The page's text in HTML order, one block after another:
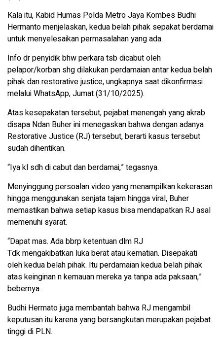
Kala itu, Kabid Humas Polda Metro Jaya Kombes Budhi
Hermanto menjelaskan, kedua belah pihak sepakat berdamai
untuk menyelesaikan permasalahan yang ada.
Info dr penyidik ​​bhw perkara tsb dicabut oleh
pelapor/korban shg dilakukan perdamaian antar kedua belah
pihak dan restorative justice, ungkapnya saat dikonfirmasi
melalui WhatsApp, Jumat (31/10/2025).
Atas kesepakatan tersebut, pejabat menengah yang akrab
disapa Ndan Buher ini menegaskan bahwa dengan adanya
Restorative Justice (RJ) tersebut, berarti kasus tersebut
sudah dihentikan.
“Iya kl sdh di cabut dan berdamai,” tegasnya.
Menyinggung persoalan video yang menampilkan kekerasan
hingga menggunakan senjata tajam hingga viral, Buher
memastikan bahwa setiap kasus bisa mendapatkan RJ asal
memenuhi syarat.
“Dapat mas. Ada bbrp ketentuan dlm RJ
Tdk mengakibatkan luka berat atau kematian. Disepakati
oleh kedua belah pihak. Itu perdamaian kedua belah pihak
atas keinginan n kemauan mereka ya tanpa ada paksaan,”
bebernya.
Budhi Hermato juga membantah bahwa RJ mengambil
keputusan itu karena yang bersangkutan merupakan pejabat
tinggi di PLN.